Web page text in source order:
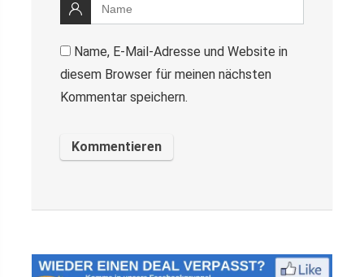
Name, E-Mail-Adresse und Website in
diesem Browser für meinen nächsten
Kommentar speichern.